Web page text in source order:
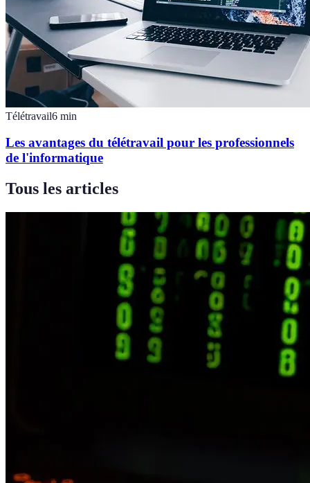
Télétravail6 min
Les avantages du télétravail pour les professionnels
de l'informatique
Tous les articles